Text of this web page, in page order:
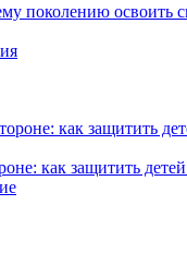
поколению освоить
как защитить